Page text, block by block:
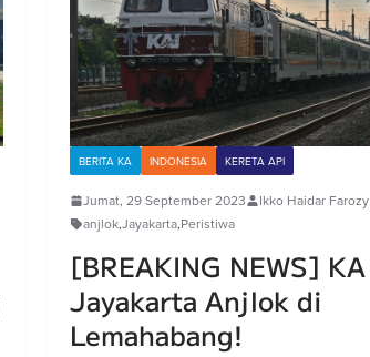
BERITA KA INDONESIA KERETA API
Jumat, 29 September 2023
Ikko Haidar Farozy
anjlok,Jayakarta,Peristiwa
[BREAKING NEWS] KA
Jayakarta Anjlok di
Lemahabang!